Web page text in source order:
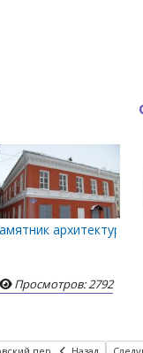
архитектуры.
Просмотров: 2792